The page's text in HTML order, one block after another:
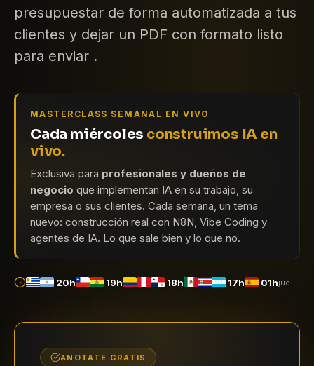
presupuestar de forma automatizada a tus
clientes y dejar un PDF con formato listo
para enviar .
MASTERCLASS SEMANAL EN VIVO
Cada miércoles construimos IA en
vivo.
Exclusiva para profesionales y dueños de
negocio que implementan IA en su trabajo, su
empresa o sus clientes. Cada semana, un tema
nuevo: construcción real con N8N, Vibe Coding y
agentes de IA. Lo que sale bien y lo que no.
20h 19h 18h 17h 01hjue
ANOTATE GRATIS